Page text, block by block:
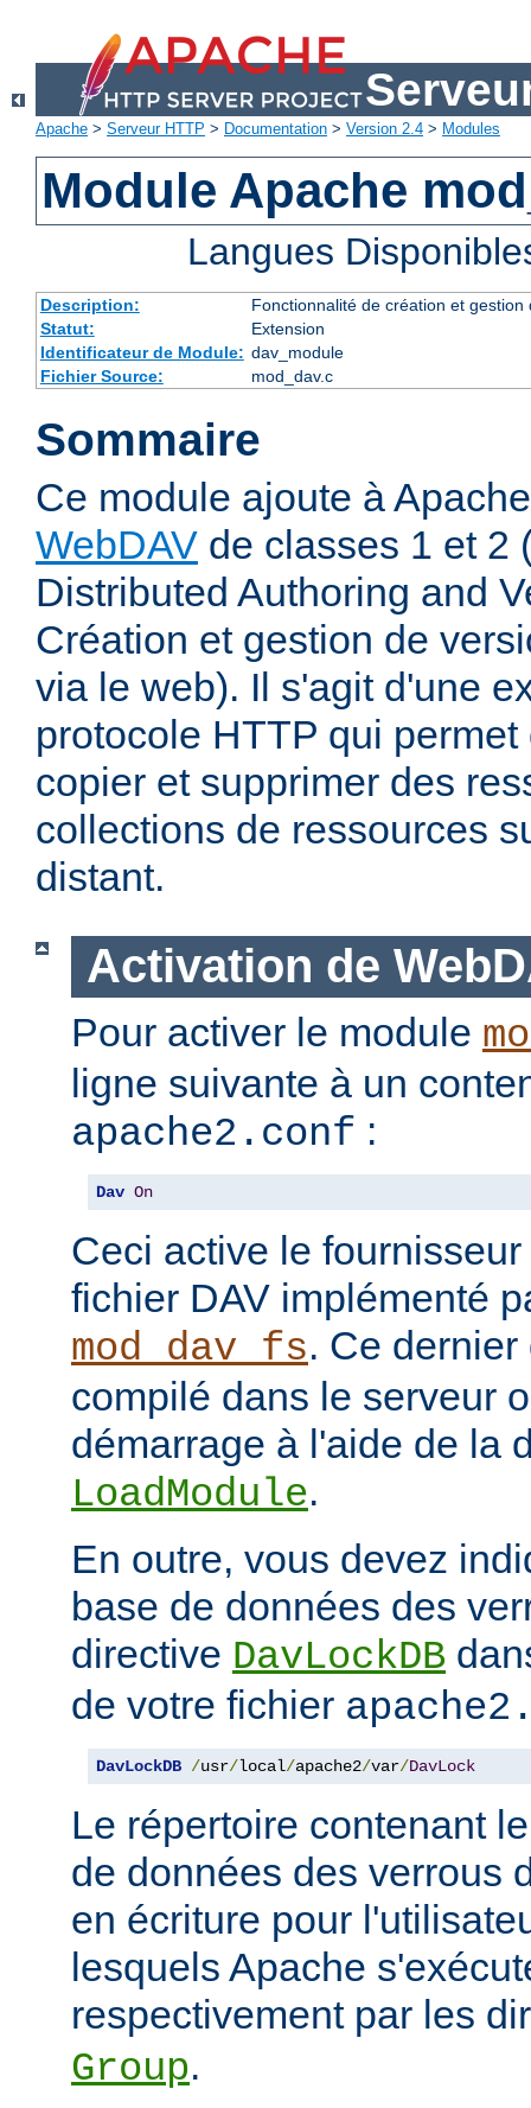
Apache > Serveur HTTP > Documentation > Version 2.4 > Modules
Module Apache
Langues
Description:
Fonctionnalité de création et
Statut:
Extension
Identificateur de Module: dav_module
Fichier Source:
mod_dav.c
Sommaire
Ce module ajoute à
WebDAV de classes 1 et 2
Distributed Authoring and
Création et gestion de
via le web). Il s'agit d'une
protocole HTTP qui
copier et supprimer des
collections de ressources
distant.
Activation de
Pour activer le module
ligne suivante à un
apache2.conf :
Dav On
Ceci active le
fichier DAV implémenté
mod_dav_fs. Ce
compilé dans le serveur
démarrage à l'aide de la
LoadModule.
En outre, vous devez
base de données des
directive DavLockDB
de votre fichier
DavLockDB /usr/local/apache2/var/DavLock
Le répertoire contenant
de données des verrous
en écriture pour
lesquels Apache
respectivement par les
Group.